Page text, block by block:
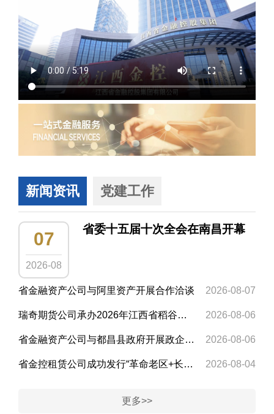
新闻资讯 党建工作
07
2026-08
省委十五届十次全会在南昌开幕
省金融资产公司与阿里资产开展合作洽谈 2026-08-07
瑞奇期货公司承办2026年江西省稻谷产业座谈会 2026-08-06
省金融资产公司与都昌县政府开展政企合作交流 2026-08-06
省金控租赁公司成功发行“革命老区+长江经济带+中部崛起”ABS 2026-08-04
更多>>